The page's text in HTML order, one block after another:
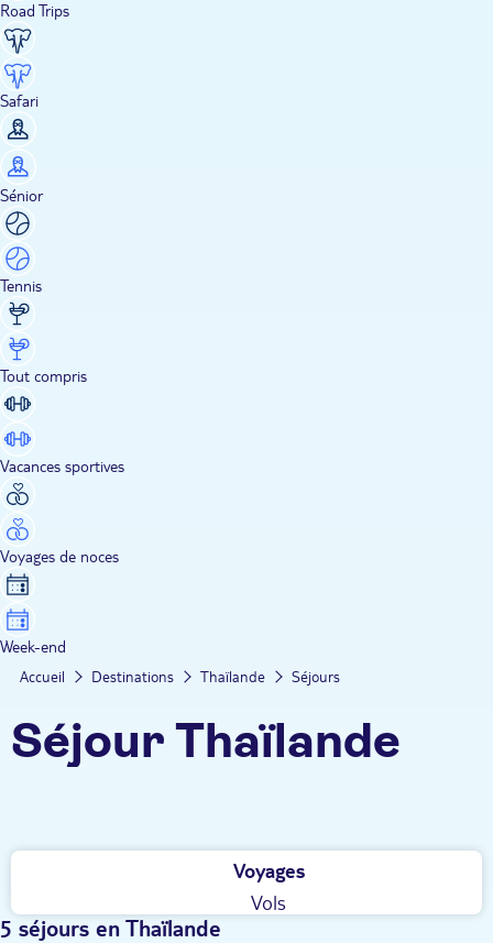
Road Trips
Safari
Sénior
Tennis
Tout compris
Vacances sportives
Voyages de noces
Week-end
Accueil Destinations Thaïlande Séjours
Séjour Thaïlande
Voyages
Vols
5 séjours en Thaïlande